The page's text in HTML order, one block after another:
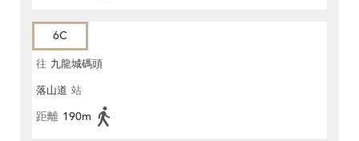
6C
往 九龍城碼頭
落山道 站
距離 190m